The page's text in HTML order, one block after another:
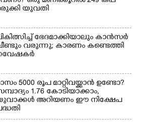
യുവതി
ഭേദമാക്കിയാലും കാൻസർ
വരുന്നു; കാരണം കണ്ടെത്തി
5000 രൂപ മാറ്റിവയ്ക്കാൻ ഉണ്ടോ?
1.76 കോടിയാക്കാം,
അറിയണം ഈ നിക്ഷേപ